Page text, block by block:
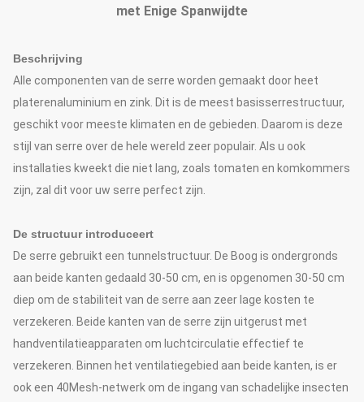
met Enige Spanwijdte
Beschrijving
Alle componenten van de serre worden gemaakt door heet
platerenaluminium en zink. Dit is de meest basisserrestructuur,
geschikt voor meeste klimaten en de gebieden. Daarom is deze
stijl van serre over de hele wereld zeer populair. Als u ook
installaties kweekt die niet lang, zoals tomaten en komkommers
zijn, zal dit voor uw serre perfect zijn.
De structuur introduceert
De serre gebruikt een tunnelstructuur. De Boog is ondergronds
aan beide kanten gedaald 30-50 cm, en is opgenomen 30-50 cm
diep om de stabiliteit van de serre aan zeer lage kosten te
verzekeren. Beide kanten van de serre zijn uitgerust met
handventilatieapparaten om luchtcirculatie effectief te
verzekeren. Binnen het ventilatiegebied aan beide kanten, is er
ook een 40Mesh-netwerk om de ingang van schadelijke insecten